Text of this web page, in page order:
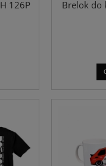
126P
Brelok do